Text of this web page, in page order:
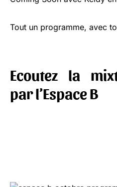
Tout un programme, avec
Ecoutez la
par l’Espace B